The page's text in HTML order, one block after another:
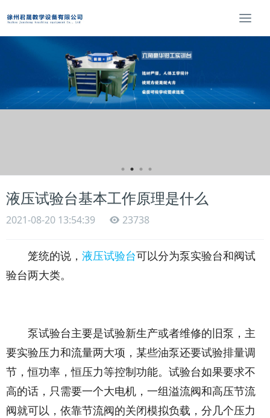
T
o
e
a
t
液压试验台基本工作原理是什么
2021-08-20 13:54:39 23738
笼统的说， 液压试验台可以分为泵实验台和阀试
验台两大类。
泵试验台主要是试验新生产或者维修的旧泵，主
要实验压力和流量两大项，某些油泵还要试验排量调
节，恒功率，恒压力等控制功能。试验台如果要求不
高的话，只需要一个大电机，一组溢流阀和高压节流
阀就可以，依靠节流阀的关闭模拟负载，分几个压力